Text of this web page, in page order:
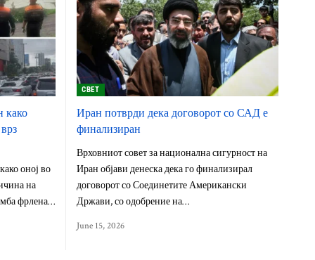
како
оној во
на
фрлена…
СВЕТ
Иран потврди дека договорот со САД е
финализиран
Врховниот совет за национална сигурност на
Иран објави денеска дека го финализирал
договорот со Соединетите Американски
Држави, со одобрение на…
June 15, 2026